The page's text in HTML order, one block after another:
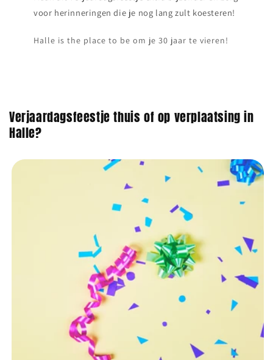
voor herinneringen die je nog lang zult koesteren!
Halle is the place to be om je 30 jaar te vieren!
Verjaardagsfeestje thuis of op verplaatsing in
Halle?